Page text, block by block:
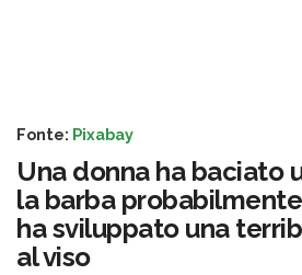
Fonte: Pixabay
Una donna ha baciato
la barba probabilmente
ha sviluppato una
al viso